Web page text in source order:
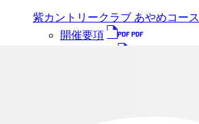
紫カントリークラブ あやめコース
開催要項